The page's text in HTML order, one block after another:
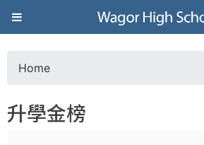
Jump to navigation
葳
格
高
o
Home
升學金榜